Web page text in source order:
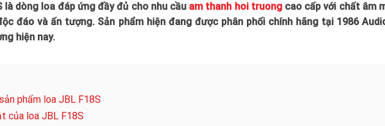
là dòng loa đáp ứng đầy đủ cho nhu cầu am thanh hoi truongcao cấp với chất âm
đáo và ấn tượng. Sản phẩm hiện đang được phân phối chính hãng tại 1986
hiện nay.
phẩm loa JBL F18S
của loa JBL F18S